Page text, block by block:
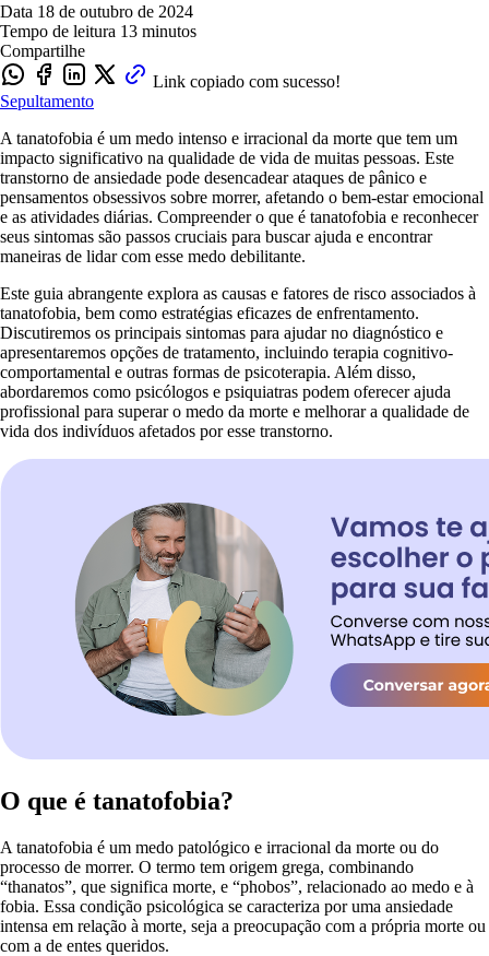
Data 18 de outubro de 2024
Tempo de leitura 13 minutos
Compartilhe
Link copiado com sucesso!
Sepultamento
A tanatofobia é um medo intenso e irracional da morte que tem um
impacto significativo na qualidade de vida de muitas pessoas. Este
transtorno de ansiedade pode desencadear ataques de pânico e
pensamentos obsessivos sobre morrer, afetando o bem-estar emocional
e as atividades diárias. Compreender o que é tanatofobia e reconhecer
seus sintomas são passos cruciais para buscar ajuda e encontrar
maneiras de lidar com esse medo debilitante.
Este guia abrangente explora as causas e fatores de risco associados à
tanatofobia, bem como estratégias eficazes de enfrentamento.
Discutiremos os principais sintomas para ajudar no diagnóstico e
apresentaremos opções de tratamento, incluindo terapia cognitivo-
comportamental e outras formas de psicoterapia. Além disso,
abordaremos como psicólogos e psiquiatras podem oferecer ajuda
profissional para superar o medo da morte e melhorar a qualidade de
vida dos indivíduos afetados por esse transtorno.
O que é tanatofobia?
A tanatofobia é um medo patológico e irracional da morte ou do
processo de morrer. O termo tem origem grega, combinando
“thanatos”, que significa morte, e “phobos”, relacionado ao medo e à
fobia. Essa condição psicológica se caracteriza por uma ansiedade
intensa em relação à morte, seja a preocupação com a própria morte ou
com a de entes queridos.